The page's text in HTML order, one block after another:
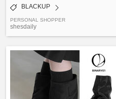
BLACKUP
PERSONAL SHOPPER
shesdaily